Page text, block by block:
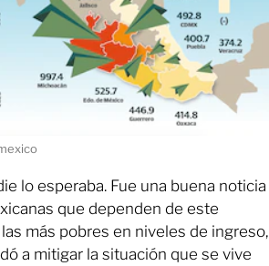
lo esperaba. Fue una buena noticia
que dependen de este
más pobres en niveles de ingreso,
a mitigar la situación que se vive